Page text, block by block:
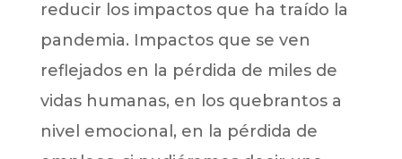
reducir los impactos que ha traído la
pandemia. Impactos que se ven
reflejados en la pérdida de miles de
vidas humanas, en los quebrantos a
nivel emocional, en la pérdida de